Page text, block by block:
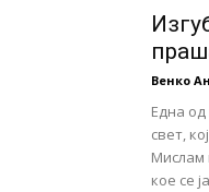
Венко
Една
свет,
Мислам
кое се